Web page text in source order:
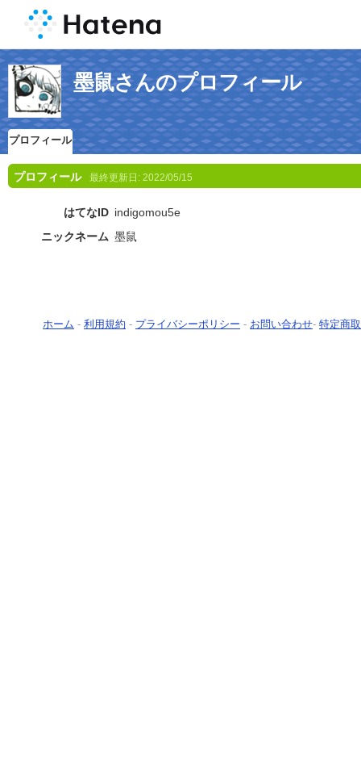
墨鼠さんのプロフィール
プロフィール
プロフィール 最終更新日: 2022/05/15
はてなID indigomou5e
ニックネーム 墨鼠
ホーム - 利用規約 - プライバシーポリシー - お問い合わせ- 特定商